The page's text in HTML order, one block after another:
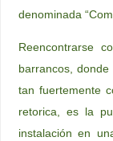
denominada
Reencontrarse
barrancos,
tan fuertemente
retorica, es la
instalación en